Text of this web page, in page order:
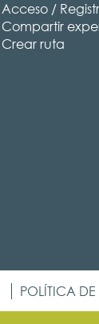
Acceso /
Compartir
Crear ruta
POLÍTICA